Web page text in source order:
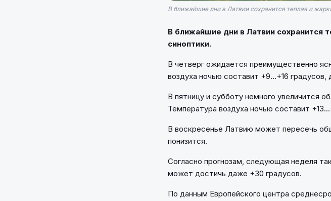
В ближайшие дни в Латвии сохранится теплая и
В ближайшие дни в Латвии сохранится
синоптики.
В четверг ожидается преимущественно
воздуха ночью составит +9...+16
В пятницу и субботу немного увеличится
Температура воздуха ночью составит
В воскресенье Латвию может пересечь
понизится.
Согласно прогнозам, следующая неделя
может достичь даже +30 градусов.
По данным Европейского центра